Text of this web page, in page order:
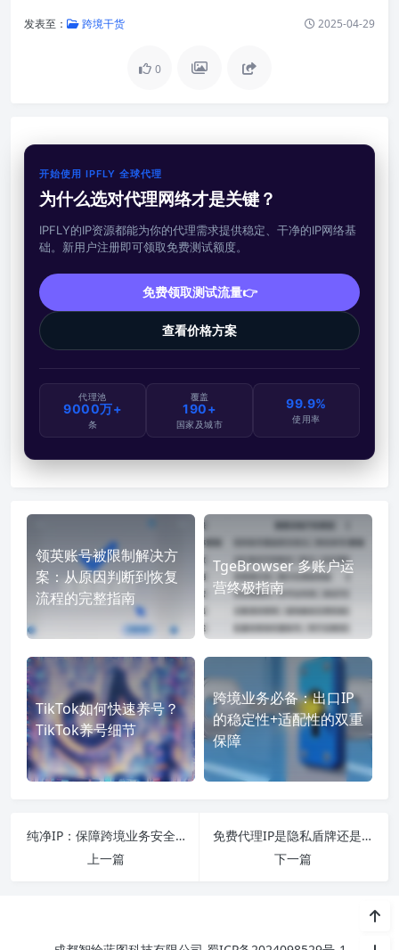
发表至： 跨境干货 2025-04-29
0
开始使用 IPFLY 全球代理
为什么选对代理网络才是关键？
IPFLY的IP资源都能为你的代理需求提供稳定、干净的IP网络基
础。新用户注册即可领取免费测试额度。
免费领取测试流量👉
查看价格方案
代理池
9000万+
条
覆盖
190+
国家及城市
99.9%
使用率
领英账号被限制解决方
案：从原因判断到恢复
流程的完整指南
TgeBrowser 多账户运
营终极指南
TikTok如何快速养号？
TikTok养号细节
跨境业务必备：出口IP
的稳定性+适配性的双重
保障
纯净IP：保障跨境业务安全与效率的核心基石
上一篇
免费代理IP是隐私盾牌还是数据陷阱？
下一篇